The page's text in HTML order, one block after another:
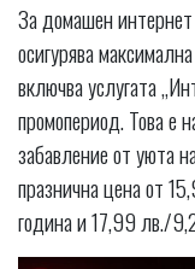
За домашен
осигурява
включва услугата
промопериод. Това е
забавление от уюта
празнична цена от
година и 17,99 лв./